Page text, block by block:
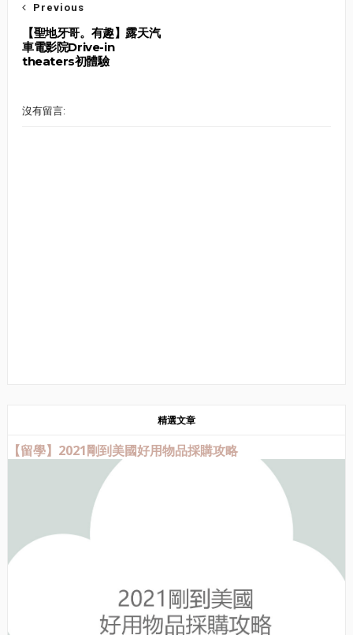
Previous
【聖地牙哥。有趣】露天汽
車電影院Drive-in
theaters初體驗
沒有留言:
精選文章
【留學】2021剛到美國好用物品採購攻略